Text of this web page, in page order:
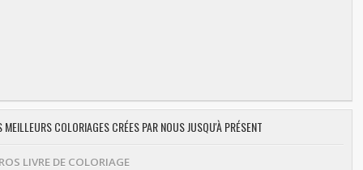
MEILLEURS COLORIAGES CRÉES PAR NOUS JUSQU'À PRÉSENT
LIVRE DE COLORIAGE